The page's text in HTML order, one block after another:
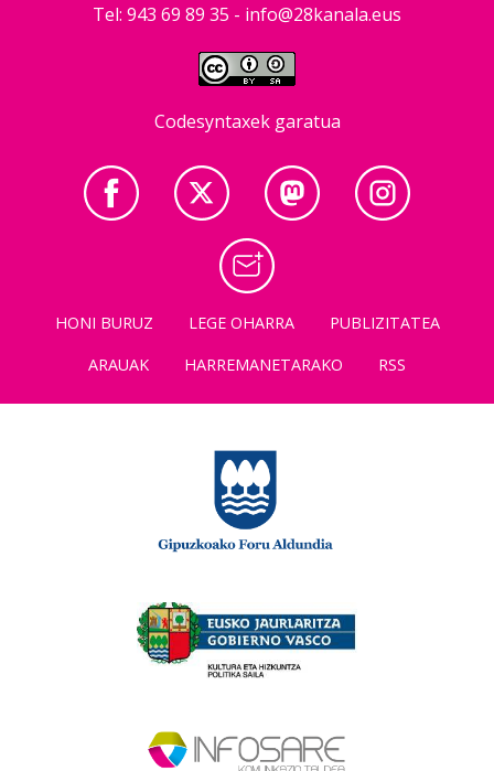
Tel: 943 69 89 35 - info@28kanala.eus
Codesyntaxek garatua
HONI BURUZ LEGE OHARRA
PUBLIZITATEA
ARAUAK
HARREMANETARAKO RSS